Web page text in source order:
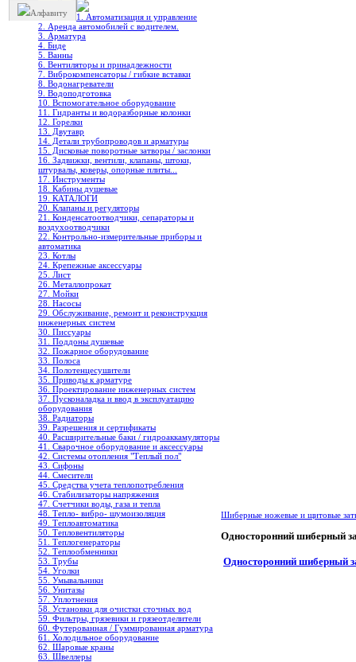
Алфавиту
1. Автоматизация и управление
2. Аренда автомобилей с водителем.
3. Арматура
4. Биде
5. Ванны
6. Вентиляторы и принадлежности
7. Виброкомпенсаторы / гибкие вставки
8. Водонагреватели
9. Водоподготовка
10. Вспомогательное оборудование
11. Гидранты и водоразборные колонки
12. Горелки
13. Двутавр
14. Детали трубопроводов и арматуры
15. Дисковые поворотные затворы / заслонки
16. Задвижки, вентили, клапаны, штоки,
штурвалы, коверы, опорные плиты...
17. Инструменты
18. Кабины душевые
19. КАТАЛОГИ
20. Клапаны и регуляторы
21. Конденсатоотводчики, сепараторы и
воздухоотводчики
22. Контрольно-измерительные приборы и
автоматика
23. Котлы
24. Крепежные аксессуары
25. Лист
26. Металлопрокат
27. Мойки
28. Насосы
29. Обслуживание, ремонт и реконструкция
инженерных систем
30. Писсуары
31. Поддоны душевые
32. Пожарное оборудование
33. Полоса
34. Полотенцесушители
35. Приводы к арматуре
36. Проектирование инженерных систем
37. Пусконаладка и ввод в эксплуатацию
оборудования
38. Радиаторы
39. Разрешения и сертификаты
40. Расширительные баки / гидроаккамуляторы
41. Сварочное оборудование и аксессуары
42. Системы отопления "Теплый пол"
43. Сифоны
44. Смесители
45. Средства учета теплопотребления
46. Стабилизаторы напряжения
47. Счетчики воды, газа и тепла
48. Тепло- вибро- шумоизоляция
49. Теплоавтоматика
50. Тепловентиляторы
51. Теплогенераторы
52. Теплообменники
53. Трубы
54. Уголки
55. Умывальники
56. Унитазы
57. Уплотнения
58. Установки для очистки сточных вод
59. Фильтры, грязевики и грязеотделители
60. Футерованная / Гуммированная арматура
61. Холодильное oборудование
62. Шаровые краны
63. Швеллеры
Шиберные ножевые и щитовые
Односторонний шиберный
Односторонний шиберный